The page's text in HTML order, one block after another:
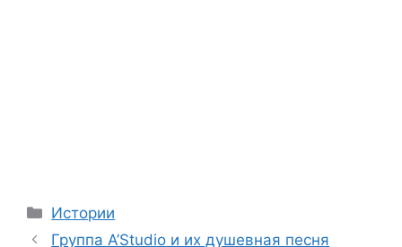
Categories
Истории
Группа A’Studio и их душевная песня